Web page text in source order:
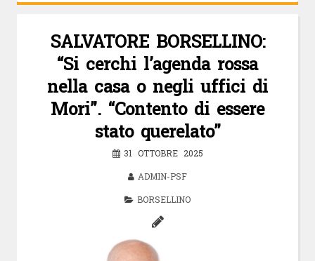
SALVATORE BORSELLINO:
“Si cerchi l’agenda rossa
nella casa o negli uffici di
Mori”. “Contento di essere
stato querelato”
31 OTTOBRE 2025
ADMIN-PSF
BORSELLINO